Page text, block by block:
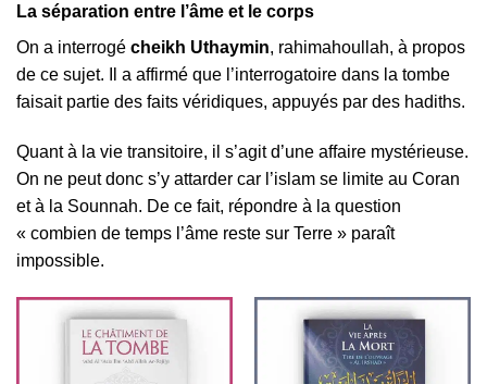
La séparation entre l’âme et le corps
On a interrogé cheikh Uthaymin, rahimahoullah, à propos
de ce sujet. Il a affirmé que l’interrogatoire dans la tombe
faisait partie des faits véridiques, appuyés par des hadiths.
Quant à la vie transitoire, il s’agit d’une affaire mystérieuse.
On ne peut donc s’y attarder car l’islam se limite au Coran
et à la Sounnah. De ce fait, répondre à la question
« combien de temps l’âme reste sur Terre » paraît
impossible.